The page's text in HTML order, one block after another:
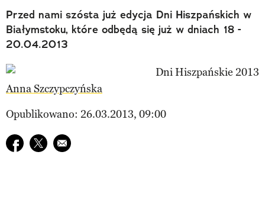
Polecane
Przed nami szósta już edycja Dni Hiszpańskich w
Białymstoku, które odbędą się już w dniach 18 -
20.04.2013
Anna Szczypczyńska
Opublikowano: 26.03.2013, 09:00
Udostępnij na facebook
Udostępnij na twitter
E-mail do przyjaciela